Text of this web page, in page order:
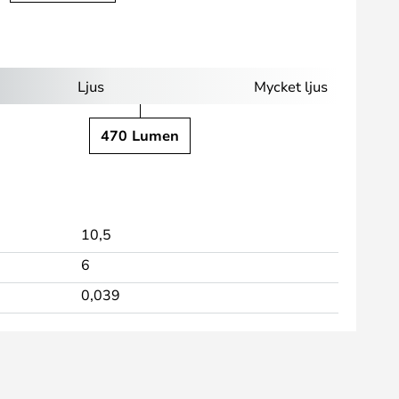
Ljus Mycket ljus
470 Lumen
10,5
6
0,039